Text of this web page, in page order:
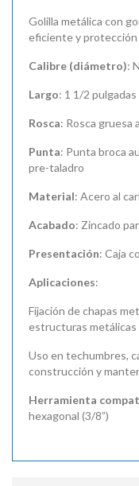
Golilla metálica con
eficiente y
Calibre (diámetro):
Largo: 1 1/2 pulgadas
Rosca: Rosca gruesa
Punta: Punta broca
pre-taladro
Material: Acero al
Acabado: Zincado
Presentación: Caja
Aplicaciones:
Fijación de chapas
estructuras metálicas
Uso en techumbres,
construcción y
Herramienta
hexagonal (3/8”)